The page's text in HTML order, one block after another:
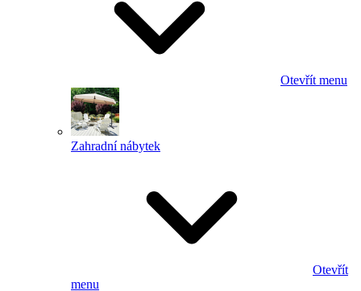
Otevřít menu
Zahradní nábytek
Otevřít
menu